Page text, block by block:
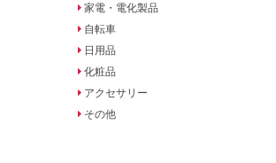
家電・電化製品
自転車
日用品
化粧品
アクセサリー
その他